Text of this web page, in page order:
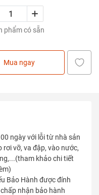
phẩm có sẵn
Mua ngay
ngày với lỗi từ nhà sản
vỡ, va đập, vào nước,
khảo chi tiết
Bảo Hành được đính
nhận bảo hành